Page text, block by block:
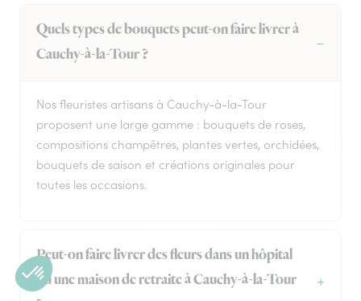
Quels types de bouquets peut-on faire livrer à
Cauchy-à-la-Tour ?
Nos fleuristes artisans à Cauchy-à-la-Tour
proposent une large gamme : bouquets de roses,
compositions champêtres, plantes vertes, orchidées,
bouquets de saison et créations originales pour
toutes les occasions.
Peut-on faire livrer des fleurs dans un hôpital
ou une maison de retraite à Cauchy-à-la-Tour